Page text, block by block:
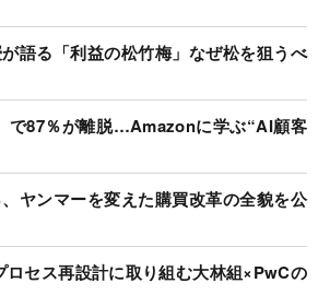
語る「利益の松竹梅」なぜ松を狙うべ
で87％が離脱…Amazonに学ぶ“AI顧客
ヤンマーを変えた購買改革の全貌を公
セス再設計に取り組む大林組×PwCの